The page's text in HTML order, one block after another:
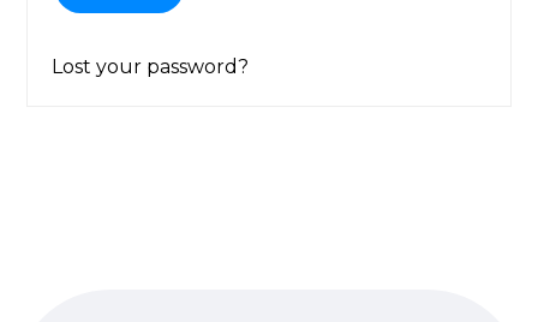
Lost your password?